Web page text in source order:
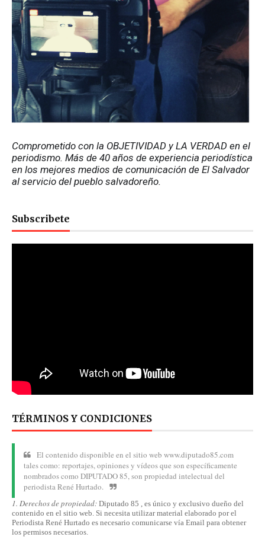
Comprometido con la OBJETIVIDAD y LA VERDAD en el
periodismo. Más de 40 años de experiencia periodística
en los mejores medios de comunicación de El Salvador
al servicio del pueblo salvadoreño.
Subscribete
TÉRMINOS Y CONDICIONES
El contenido disponible en el sitio web www.diputado85.com
tales como: reportajes, opiniones y vídeos que son específicamente
nombrados como DIPUTADO 85, son propiedad intelectual del
periodista René Hurtado.
1. Derechos de propiedad: Diputado 85 , es único y exclusivo dueño del
contenido en el sitio web. Si necesita utilizar material elaborado por el
Periodista René Hurtado es necesario comunicarse vía Email para obtener
los permisos necesarios.